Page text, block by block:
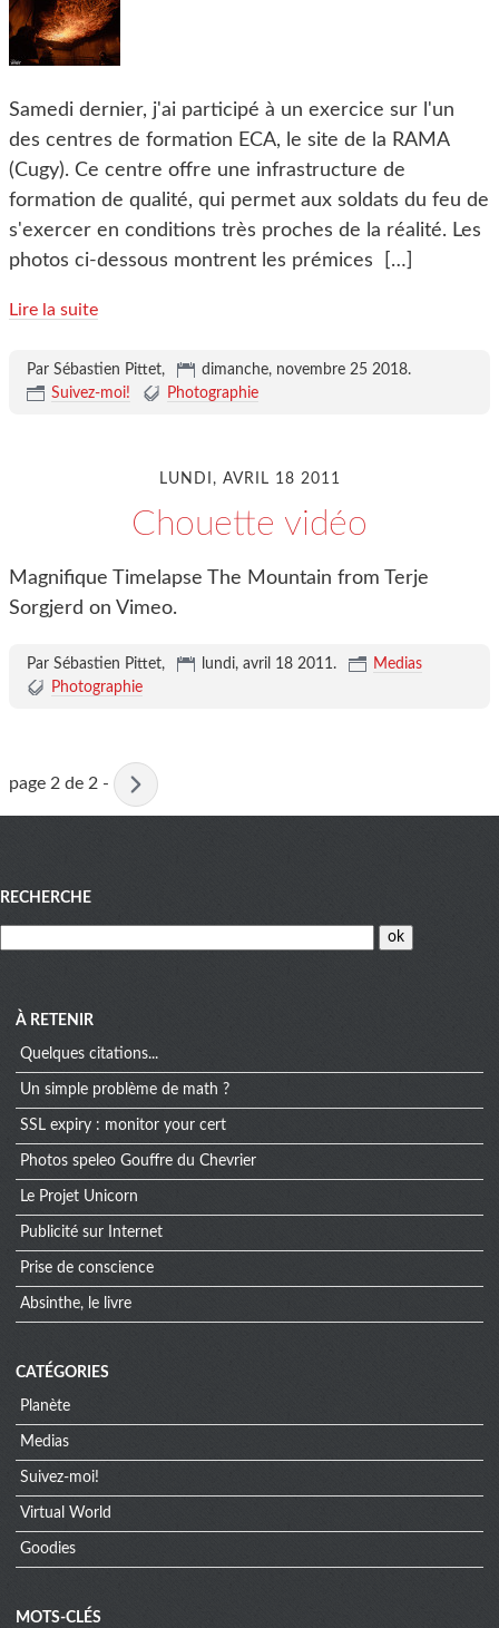
Samedi dernier, j'ai participé à un exercice sur l'un
des centres de formation ECA, le site de la RAMA
(Cugy). Ce centre offre une infrastructure de
formation de qualité, qui permet aux soldats du feu de
s'exercer en conditions très proches de la réalité. Les
photos ci-dessous montrent les prémices
[…]
Lire la suite
Par Sébastien Pittet, dimanche, novembre 25 2018.
Suivez-moi!
Photographie
LUNDI, AVRIL 18 2011
Chouette vidéo
Magnifique Timelapse The Mountain from Terje
Sorgjerd on Vimeo.
Par Sébastien Pittet, lundi, avril 18 2011 .
Medias
Photographie
page 2 de 2 -
Menu
RECHERCHE
À RETENIR
Quelques citations...
Un simple problème de math ?
SSL expiry : monitor your cert
Photos speleo Gouffre du Chevrier
Le Projet Unicorn
Publicité sur Internet
Prise de conscience
Absinthe, le livre
CATÉGORIES
Planète
Medias
Suivez-moi!
Virtual World
Goodies
MOTS-CLÉS